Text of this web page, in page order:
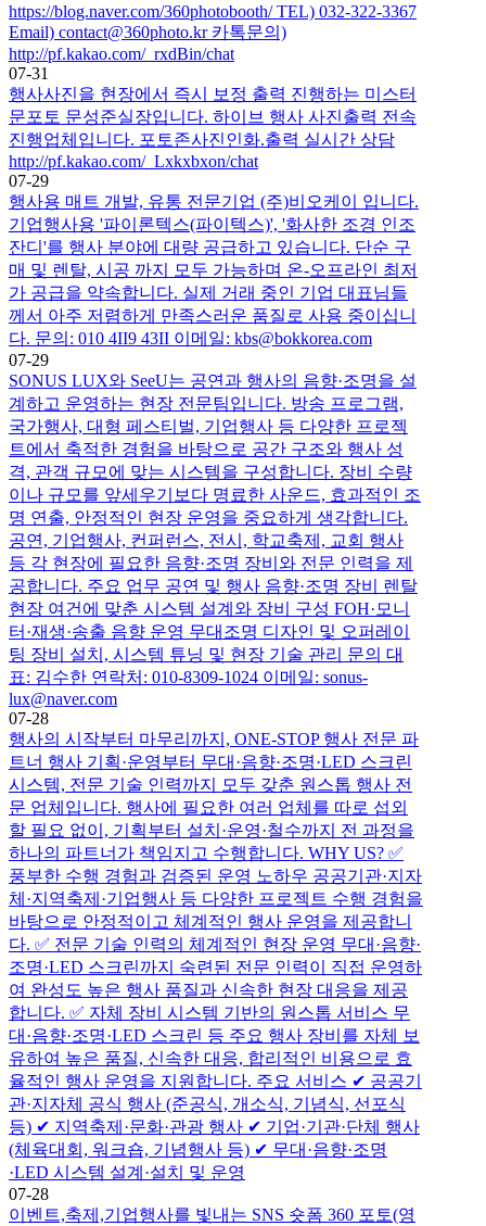
https://blog.naver.com/360photobooth/ TEL) 032-322-3367
Email) contact@360photo.kr 카톡문의)
http://pf.kakao.com/_rxdBin/chat
07-31
행사사진을 현장에서 즉시 보정 출력 진행하는 미스터
문포토 문성준실장입니다. 하이브 행사 사진출력 전속
진행업체입니다. 포토존사진인화.출력 실시간 상담
http://pf.kakao.com/_Lxkxbxon/chat
07-29
행사용 매트 개발, 유통 전문기업 (주)비오케이 입니다.
기업행사용 '파이론텍스(파이텍스)', '화사한 조경 인조
잔디'를 행사 분야에 대량 공급하고 있습니다. 단순 구
매 및 렌탈, 시공 까지 모두 가능하며 온-오프라인 최저
가 공급을 약속합니다. 실제 거래 중인 기업 대표님들
께서 아주 저렴하게 만족스러운 품질로 사용 중이십니
다. 문의: 010 4II9 43II 이메일: kbs@bokkorea.com
07-29
SONUS LUX와 SeeU는 공연과 행사의 음향·조명을 설
계하고 운영하는 현장 전문팀입니다. 방송 프로그램,
국가행사, 대형 페스티벌, 기업행사 등 다양한 프로젝
트에서 축적한 경험을 바탕으로 공간 구조와 행사 성
격, 관객 규모에 맞는 시스템을 구성합니다. 장비 수량
이나 규모를 앞세우기보다 명료한 사운드, 효과적인 조
명 연출, 안정적인 현장 운영을 중요하게 생각합니다.
공연, 기업행사, 컨퍼런스, 전시, 학교축제, 교회 행사
등 각 현장에 필요한 음향·조명 장비와 전문 인력을 제
공합니다. 주요 업무 공연 및 행사 음향·조명 장비 렌탈
현장 여건에 맞춘 시스템 설계와 장비 구성 FOH·모니
터·재생·송출 음향 운영 무대조명 디자인 및 오퍼레이
팅 장비 설치, 시스템 튜닝 및 현장 기술 관리 문의 대
표: 김수한 연락처: 010-8309-1024 이메일: sonus-
lux@naver.com
07-28
행사의 시작부터 마무리까지, ONE-STOP 행사 전문 파
트너 행사 기획·운영부터 무대·음향·조명·LED 스크린
시스템, 전문 기술 인력까지 모두 갖춘 원스톱 행사 전
문 업체입니다. 행사에 필요한 여러 업체를 따로 섭외
할 필요 없이, 기획부터 설치·운영·철수까지 전 과정을
하나의 파트너가 책임지고 수행합니다. WHY US? ✅
풍부한 수행 경험과 검증된 운영 노하우 공공기관·지자
체·지역축제·기업행사 등 다양한 프로젝트 수행 경험을
바탕으로 안정적이고 체계적인 행사 운영을 제공합니
다. ✅ 전문 기술 인력의 체계적인 현장 운영 무대·음향·
조명·LED 스크린까지 숙련된 전문 인력이 직접 운영하
여 완성도 높은 행사 품질과 신속한 현장 대응을 제공
합니다. ✅ 자체 장비 시스템 기반의 원스톱 서비스 무
대·음향·조명·LED 스크린 등 주요 행사 장비를 자체 보
유하여 높은 품질, 신속한 대응, 합리적인 비용으로 효
율적인 행사 운영을 지원합니다. 주요 서비스 ✔ 공공기
관·지자체 공식 행사 (준공식, 개소식, 기념식, 선포식
등) ✔ 지역축제·문화·관광 행사 ✔ 기업·기관·단체 행사
(체육대회, 워크숍, 기념행사 등) ✔ 무대·음향·조명
·LED 시스템 설계·설치 및 운영
07-28
이벤트,축제,기업행사를 빛내는 SNS 숏폼 360 포토(영